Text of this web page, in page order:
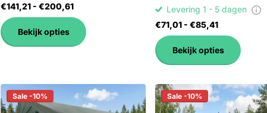
€141,21 - €200,61
Bekijk opties
Levering 1 - 5 dagen
€71,01 - €85,41
Bekijk opties
Sale -10% Sale -10%